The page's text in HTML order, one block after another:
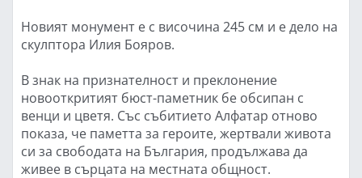
Новият монумент е с височина 245 см и е дело на
скулптора Илия Бояров.
В знак на признателност и преклонение
новооткритият бюст-паметник бе обсипан с
венци и цветя. Със събитието Алфатар отново
показа, че паметта за героите, жертвали живота
си за свободата на България, продължава да
живее в сърцата на местната общност.